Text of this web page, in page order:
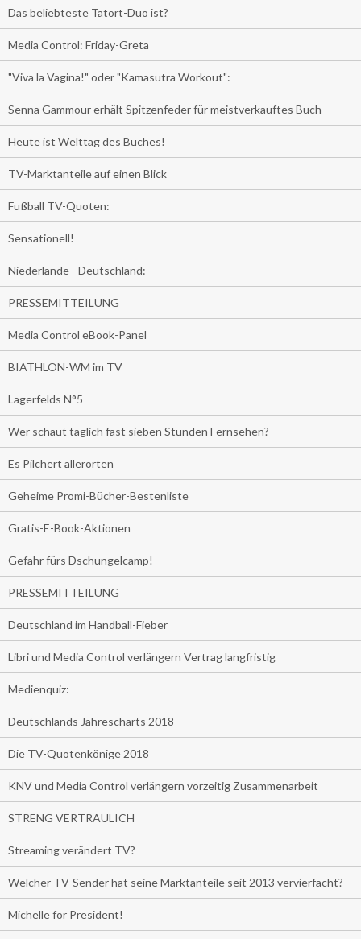
Das beliebteste Tatort-Duo ist?
Media Control: Friday-Greta
"Viva la Vagina!" oder "Kamasutra Workout":
Senna Gammour erhält Spitzenfeder für meistverkauftes Buch
Heute ist Welttag des Buches!
TV-Marktanteile auf einen Blick
Fußball TV-Quoten:
Sensationell!
Niederlande - Deutschland:
PRESSEMITTEILUNG
Media Control eBook-Panel
BIATHLON-WM im TV
Lagerfelds N°5
Wer schaut täglich fast sieben Stunden Fernsehen?
Es Pilchert allerorten
Geheime Promi-Bücher-Bestenliste
Gratis-E-Book-Aktionen
Gefahr fürs Dschungelcamp!
PRESSEMITTEILUNG
Deutschland im Handball-Fieber
Libri und Media Control verlängern Vertrag langfristig
Medienquiz:
Deutschlands Jahrescharts 2018
Die TV-Quotenkönige 2018
KNV und Media Control verlängern vorzeitig Zusammenarbeit
STRENG VERTRAULICH
Streaming verändert TV?
Welcher TV-Sender hat seine Marktanteile seit 2013 vervierfacht?
Michelle for President!